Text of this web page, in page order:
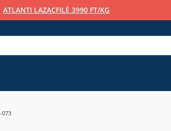
ATLANTI LAZACFILÉ 3990 FT/KG
073